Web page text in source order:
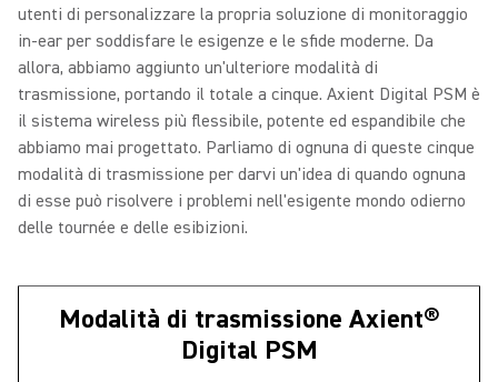
utenti di personalizzare la propria soluzione di monitoraggio
in-ear per soddisfare le esigenze e le sfide moderne. Da
allora, abbiamo aggiunto un'ulteriore modalità di
trasmissione, portando il totale a cinque. Axient Digital PSM è
il sistema wireless più flessibile, potente ed espandibile che
abbiamo mai progettato. Parliamo di ognuna di queste cinque
modalità di trasmissione per darvi un'idea di quando ognuna
di esse può risolvere i problemi nell'esigente mondo odierno
delle tournée e delle esibizioni.
Modalità di trasmissione Axient®
Digital PSM